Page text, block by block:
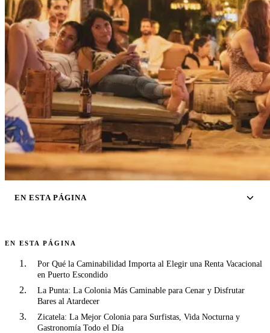
EN ESTA PÁGINA
EN ESTA PÁGINA
Por Qué la Caminabilidad Importa al Elegir una Renta Vacacional
en Puerto Escondido
La Punta: La Colonia Más Caminable para Cenar y Disfrutar
Bares al Atardecer
Zicatela: La Mejor Colonia para Surfistas, Vida Nocturna y
Gastronomía Todo el Día